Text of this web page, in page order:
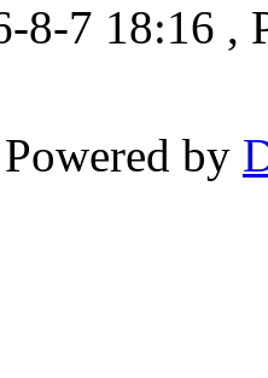
8-7 18:16 ,
by